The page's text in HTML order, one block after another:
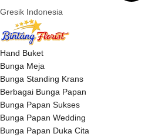
Gresik Indonesia
Hand Buket
Bunga Meja
Bunga Standing Krans
Berbagai Bunga Papan
Bunga Papan Sukses
Bunga Papan Wedding
Bunga Papan Duka Cita